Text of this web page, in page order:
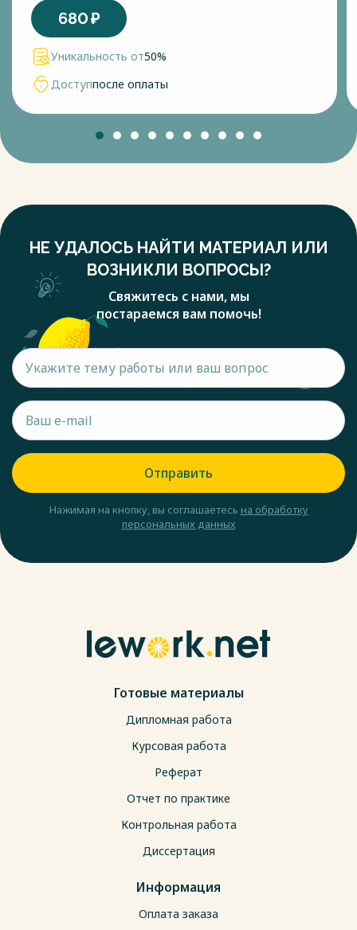
680₽
Уникальность от50%
Доступпосле оплаты
НЕ УДАЛОСЬ НАЙТИ МАТЕРИАЛ ИЛИ
ВОЗНИКЛИ ВОПРОСЫ?
Свяжитесь с нами, мы
постараемся вам помочь!
Отправить
Нажимая на кнопку, вы соглашаетесь на обработку
персональных данных
Готовые материалы
Дипломная работа
Курсовая работа
Реферат
Отчет по практике
Контрольная работа
Диссертация
Информация
Оплата заказа